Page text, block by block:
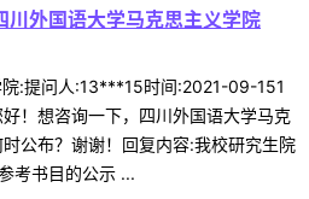
川外国语大学马克思主义学院
:提问人:13***15时间:2021-09-151
！想咨询一下，四川外国语大学马克
公布？谢谢！回复内容:我校研究生院
考书目的公示 ...